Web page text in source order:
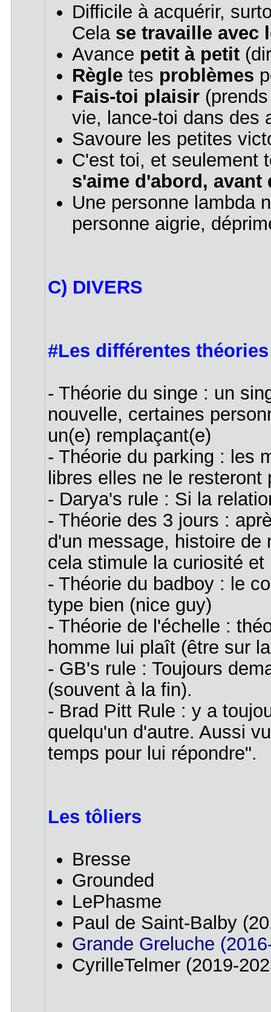
Difficile à acquérir,
Cela se travaille avec
Avance petit à petit
Règletes problèmes
Fais-toi plaisir(prends
vie, lance-toi dans des
Savoure les petites
C'est toi, et seulement
s'aime d'abord,
Une personne lambda
personne aigrie,
C) DIVERS
#Les différentes
- Théorie du singe : un
nouvelle, certaines
un(e) remplaçant(e)
- Théorie du parking : les
libres elles ne le resteront
- Darya's rule : Si la
- Théorie des 3 jours :
d'un message, histoire de
cela stimule la curiosité
- Théorie du badboy : le
type bien (nice guy)
- Théorie de l'échelle :
homme lui plaît (être sur
- GB's rule : Toujours
(souvent à la fin).
- Brad Pitt Rule : y a
quelqu'un d'autre. Aussi
temps pour lui répondre".
Les tôliers
Bresse
Grounded
LePhasme
Paul de Saint-Balby
Grande Greluche
CyrilleTelmer (2019-